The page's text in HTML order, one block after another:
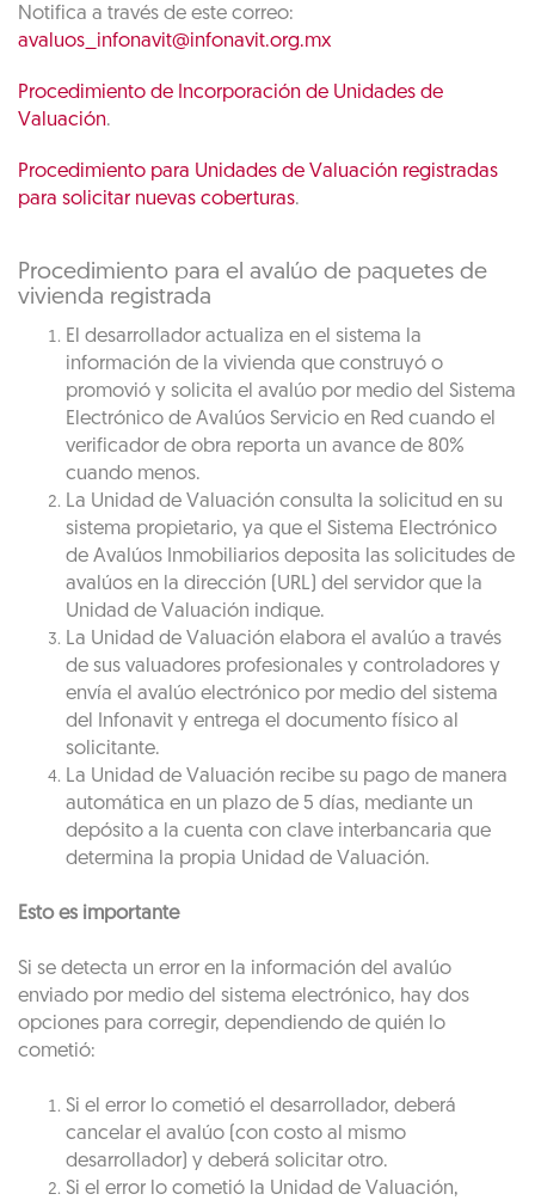
Notifica a través de este correo:
avaluos_infonavit@infonavit.org.mx
Procedimiento de Incorporación de Unidades de
Valuación.
Procedimiento para Unidades de Valuación registradas
para solicitar nuevas coberturas.
Procedimiento para el avalúo de paquetes de
vivienda registrada
El desarrollador actualiza en el sistema la
información de la vivienda que construyó o
promovió y solicita el avalúo por medio del Sistema
Electrónico de Avalúos Servicio en Red cuando el
verificador de obra reporta un avance de 80%
cuando menos.
La Unidad de Valuación consulta la solicitud en su
sistema propietario, ya que el Sistema Electrónico
de Avalúos Inmobiliarios deposita las solicitudes de
avalúos en la dirección (URL) del servidor que la
Unidad de Valuación indique.
La Unidad de Valuación elabora el avalúo a través
de sus valuadores profesionales y controladores y
envía el avalúo electrónico por medio del sistema
del Infonavit y entrega el documento físico al
solicitante.
La Unidad de Valuación recibe su pago de manera
automática en un plazo de 5 días, mediante un
depósito a la cuenta con clave interbancaria que
determina la propia Unidad de Valuación.
Esto es importante
Si se detecta un error en la información del avalúo
enviado por medio del sistema electrónico, hay dos
opciones para corregir, dependiendo de quién lo
cometió:
Si el error lo cometió el desarrollador, deberá
cancelar el avalúo (con costo al mismo
desarrollador) y deberá solicitar otro.
Si el error lo cometió la Unidad de Valuación,